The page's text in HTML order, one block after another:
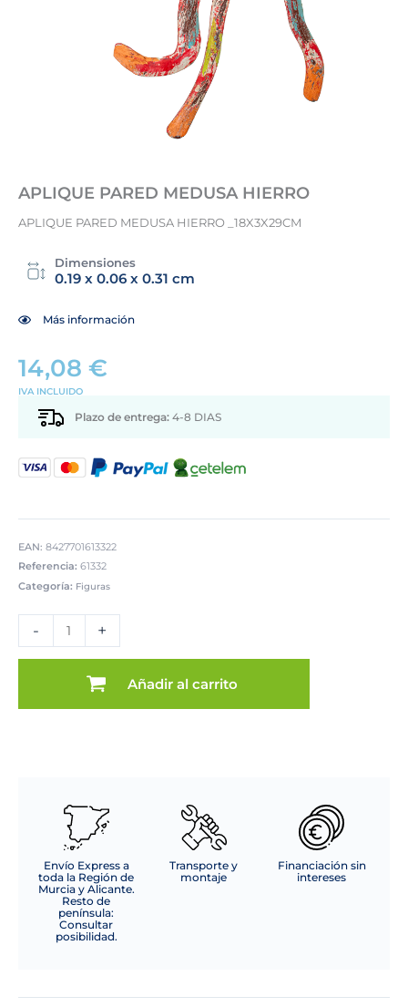
APLIQUE PARED MEDUSA HIERRO
APLIQUE PARED MEDUSA HIERRO _18X3X29CM
Dimensiones
0.19 x 0.06 x 0.31 cm
Más información
14,08 €
IVA INCLUIDO
Plazo de entrega: 4-8 DIAS
EAN: 8427701613322
Referencia: 61332
Categoría: Figuras
-
MEDUSA
HIERRO
+
Añadir al carrito
Envío Express a
toda la Región de
Murcia y Alicante.
Resto de
península:
Consultar
posibilidad.
Transporte y
montaje
Financiación sin
intereses